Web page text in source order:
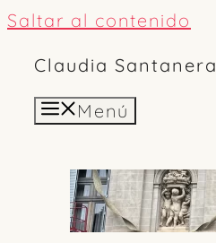
Saltar al contenido
Claudia Santanera
Menú